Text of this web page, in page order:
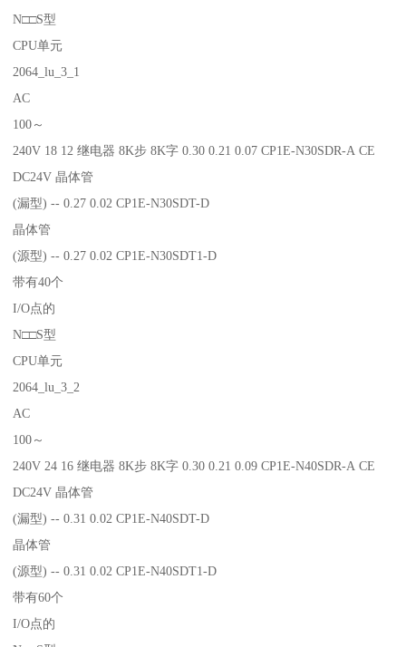
N□□S型
CPU单元
2064_lu_3_1
AC
100～
240V 18 12 继电器 8K步 8K字 0.30 0.21 0.07 CP1E-N30SDR-A CE
DC24V 晶体管
(漏型) -- 0.27 0.02 CP1E-N30SDT-D
晶体管
(源型) -- 0.27 0.02 CP1E-N30SDT1-D
带有40个
I/O点的
N□□S型
CPU单元
2064_lu_3_2
AC
100～
240V 24 16 继电器 8K步 8K字 0.30 0.21 0.09 CP1E-N40SDR-A CE
DC24V 晶体管
(漏型) -- 0.31 0.02 CP1E-N40SDT-D
晶体管
(源型) -- 0.31 0.02 CP1E-N40SDT1-D
带有60个
I/O点的